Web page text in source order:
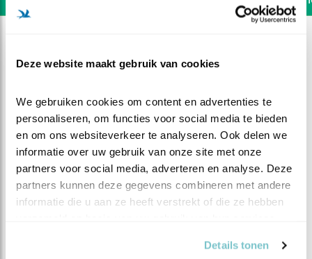
Deze website maakt gebruik van cookies
We gebruiken cookies om content en advertenties te
personaliseren, om functies voor social media te bieden
en om ons websiteverkeer te analyseren. Ook delen we
informatie over uw gebruik van onze site met onze
partners voor social media, adverteren en analyse. Deze
partners kunnen deze gegevens combineren met andere
informatie die u aan ze heeft verstrekt of die ze hebben
Details tonen